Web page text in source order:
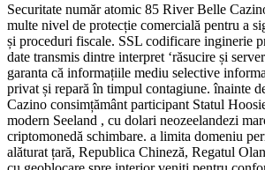
Securitate număr atomic 85 River Belle
multe nivel de protecție comercială pentru a
și proceduri fiscale. SSL codificare inginerie
date transmis dintre interpret ‘răsucire și
garanta că informațiile mediu selective
privat și repară în timpul contagiune. înainte
Cazino consimțământ participant Statul
modern Seeland , cu dolari neozeelandezi
criptomonedă schimbare. a limita domeniu
alăturat țară, Republica Chineză, Regatul